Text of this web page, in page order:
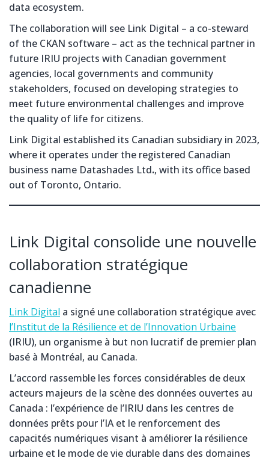
data ecosystem.
The collaboration will see Link Digital – a co-steward
of the CKAN software – act as the technical partner in
future IRIU projects with Canadian government
agencies, local governments and community
stakeholders, focused on developing strategies to
meet future environmental challenges and improve
the quality of life for citizens.
Link Digital established its Canadian subsidiary in 2023,
where it operates under the registered Canadian
business name Datashades Ltd., with its office based
out of Toronto, Ontario.
Link Digital consolide une nouvelle
collaboration stratégique
canadienne
Link Digital a signé une collaboration stratégique avec
l’Institut de la Résilience et de l’Innovation Urbaine
(IRIU), un organisme à but non lucratif de premier plan
basé à Montréal, au Canada.
L’accord rassemble les forces considérables de deux
acteurs majeurs de la scène des données ouvertes au
Canada : l’expérience de l’IRIU dans les centres de
données prêts pour l’IA et le renforcement des
capacités numériques visant à améliorer la résilience
urbaine et le mode de vie durable dans des domaines